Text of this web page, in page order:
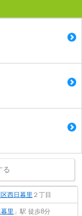
る
西日暮里 ２丁目
暮里 」駅 徒歩8分